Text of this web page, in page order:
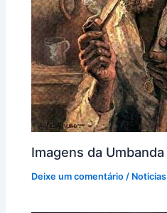
Imagens da Umbanda
Deixe um comentário / Noticias